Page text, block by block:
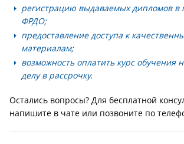
регистрацию выдаваемых дипломов в
ФРДО;
предоставление доступа к
материалам;
возможность оплатить курс обучения
делу в рассрочку.
Остались вопросы? Для бесплатной
напишите в чате или позвоните по